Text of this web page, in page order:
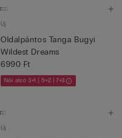
Új
Oldalpántos Tanga Bugyi
Wildest Dreams
6990 Ft
Női alsó 3+1 | 5+2 | 7+3
Új